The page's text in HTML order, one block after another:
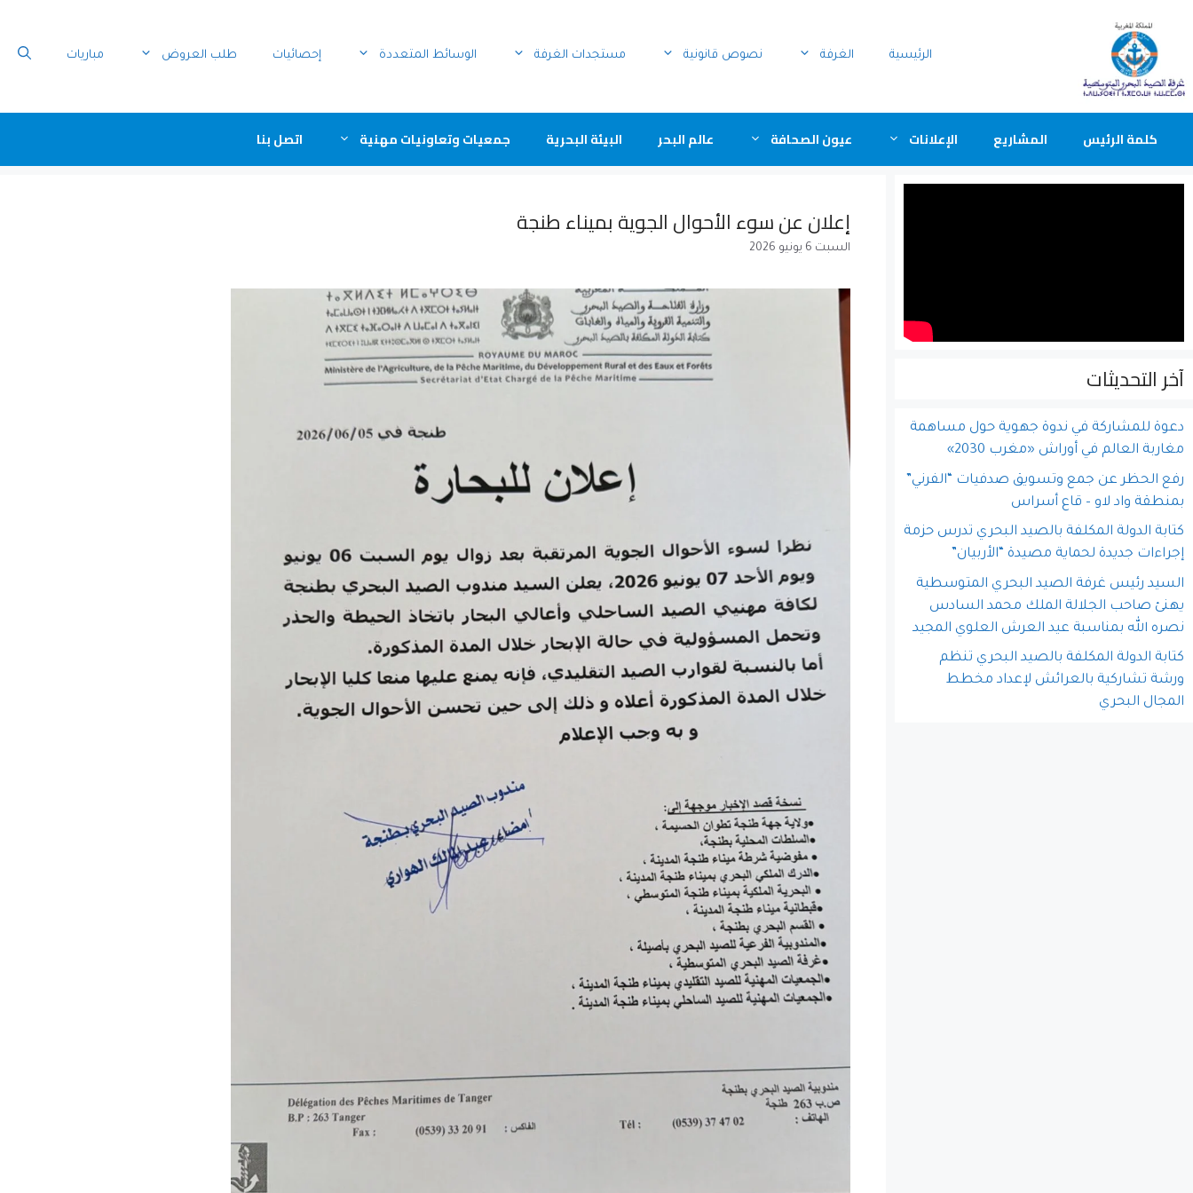
الرئيسية الغرفة نصوص قانونية مستجدات الغرفة الوسائط المتعددة إحصائيات طلب العروض مباريات
كلمة الرئيس المشاريع الإعلانات عيون الصحافة عالم البحر البيئة البحرية جمعيات وتعاونيات مهنية اتصل بنا
إعلان عن سوء الأحوال الجوية بميناء طنجة
السبت 6 يونيو 2026
آخر التحديثات
دعوة للمشاركة في ندوة جهوية حول مساهمة
مغاربة العالم في أوراش «مغرب 2030»
رفع الحظر عن جمع وتسويق صدفيات “الفرني”
بمنطقة واد لاو – قاع أسراس
كتابة الدولة المكلفة بالصيد البحري تدرس حزمة
إجراءات جديدة لحماية مصيدة “الأربيان”
السيد رئيس غرفة الصيد البحري المتوسطية
يهنئ صاحب الجلالة الملك محمد السادس
نصره الله بمناسبة عيد العرش العلوي المجيد
كتابة الدولة المكلفة بالصيد البحري تنظم
ورشة تشاركية بالعرائش لإعداد مخطط
المجال البحري